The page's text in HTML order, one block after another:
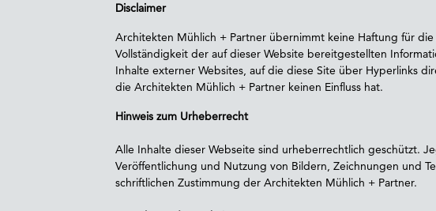
Disclaimer
Architekten Mühlich + Partner übernimmt keine Haftung für
Vollständigkeit der auf dieser Website bereitgestellten
Inhalte externer Websites, auf die diese Site über Hyperlinks
die Architekten Mühlich + Partner keinen Einfluss hat.
Hinweis zum Urheberrecht
Alle Inhalte dieser Webseite sind urheberrechtlich geschützt.
Veröffentlichung und Nutzung von Bildern, Zeichnungen und
schriftlichen Zustimmung der Architekten Mühlich + Partner.